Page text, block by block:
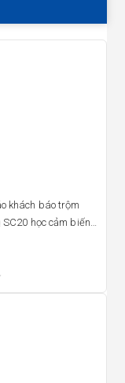
khách báo trộm
học cảm biến